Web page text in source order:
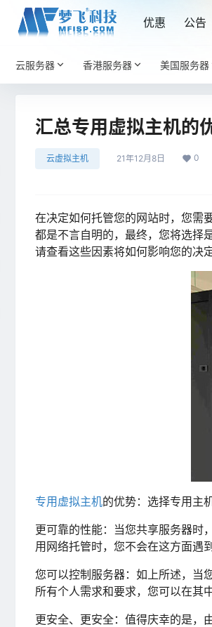
优惠 公告
云服务器 香港服务器 美国服务器
汇总专用虚拟主机的
云虚拟主机 21年12月8日 0
在决定如何托管您的网站时，您需
都是不言自明的，最终，您将选择
请查看这些因素将如何影响您的决定
专用 虚拟主机的优势：选择专用主
更可靠的性能：当您共享服务器时
用网络托管时，您不会在这方面遇
您可以控制服务器：如上所述，当
所有个人需求和要求，您可以在其
更安全、更安全：值得庆幸的是，